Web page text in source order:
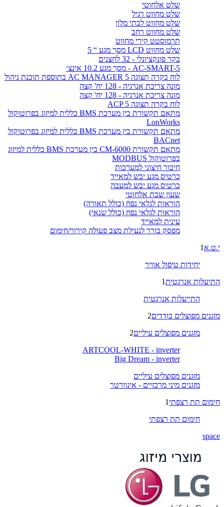
שלט אלחוטי
שלט מחווט רגיל
שלט מחווט לבתי מלון
שלט מחווט רחב
תרמוסטט קירי מחווט
שלט מחווט LCD מסך מגע “ 5
בקר פונקציונלי - 32 לחצנים
AC-SMART-5 - מסך מגע 10.2 אינצ׳
לוח בקרה תצוגה AC MANAGER 5 בתוספת תוכנת ניהול
מונה צריכת אנרגיה - 128 יח' קצה
מונה צריכת אנרגיה - 128 יח' קצה
לוח בקרה תצוגה ACP 5
מתאם תקשורת בין מערכת BMS כללית למיזוג בפרוטוקול
LonWorks
מתאם תקשורת בין מערכת BMS כללית למיזוג בפרוטוקול
BACnet
מתאם תקשורת CM-6000 בין מערכת BMS כללית למיזוג
בפרוטוקול MODBUS
חיבור חיצוני למערכות
כרטיס מגע יבש למאייד
כרטיס מגע יבש למעבה
שעון שבת אלחוטי
הוראות לגלאי נפח (כולל תאורה)
הוראות לגלאי נפח (כולל שנאי)
עינית למאייד
מפסק בורר לנעילת מצב פעולה קירור/חימום
י.ט.א 1
יחידות טיפול אוויר
התיעלות אנרגטית1
התייעלות אנרגטית
מזגנים מפוצלים בודדים2
מזגנים מפוצלים עיליים2
ARTCOOL-WHITE - inverter
Big Dream - inverter
מזגנים מפוצלים עיליים
מזגנים מיני מרכזיים - אינוורטר
חימום תת רצפתי1
חימום תת רצפתי
space